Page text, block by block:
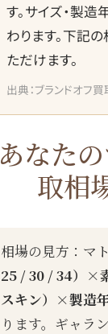
す。サイズ・製造
わります。下記
ただけます。
出典：ブランドオフ
あなた
取相
相場の見方：マ
25 / 30 / 34）×
スキン）×製造
ります。ギャラ